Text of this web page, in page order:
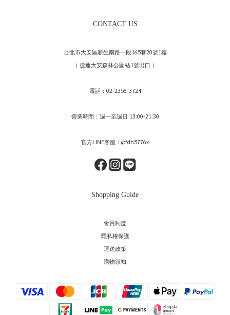
CONTACT US
台北市大安區新生南路一段165巷20號1樓
（ 捷運大安森林公園站1號出口 ）
電話：02-2356-3724
營業時間：週一至週日 13:00-21:30
官方LINE客服：@fdh5776x
Shopping Guide
會員制度
隱私權保護
運送政策
購物須知